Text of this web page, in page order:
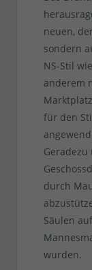
neuen,
sondern
NS-Stil
anderem
für den
durch
Säulen
wurden.